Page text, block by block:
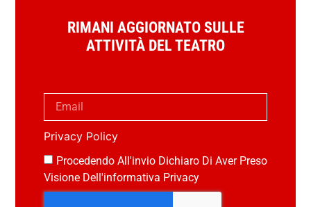
RIMANI AGGIORNATO SULLE
ATTIVITÀ DEL TEATRO
Privacy Policy
Procedendo All'invio Dichiaro Di Aver Preso
Visione Dell'informativa Privacy